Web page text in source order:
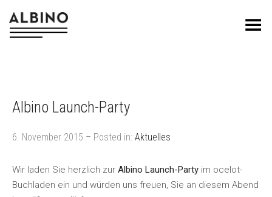
Toggle Menu
Albino Launch-Party
6. November 2015 – Posted in: Aktuelles
Wir laden Sie herzlich zur Albino Launch-Party im ocelot-
Buchladen ein und würden uns freuen, Sie an diesem Abend